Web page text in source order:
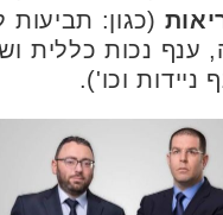
(כגון: תביעות
ענף נכות כללית
ניידות וכו').